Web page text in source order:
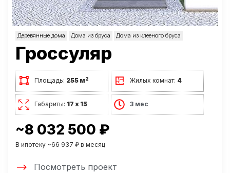
Деревянные дома Дома из бруса Дома из клееного бруса
Гроссуляр
Площадь: 255 м2 Жилых комнат: 4
Габариты: 17 х 15 3 мес
~8 032 500 ₽
В ипотеку ~66 937 ₽ в месяц
Посмотреть проект